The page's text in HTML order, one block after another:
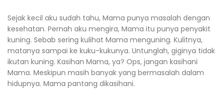
Sejak kecil aku sudah tahu, Mama punya masalah dengan
kesehatan. Pernah aku mengira, Mama itu punya penyakit
kuning. Sebab sering kulihat Mama menguning. Kulitnya,
matanya sampai ke kuku-kukunya. Untunglah, giginya tidak
ikutan kuning. Kasihan Mama, ya? Ops, jangan kasihani
Mama. Meskipun masih banyak yang bermasalah dalam
hidupnya. Mama pantang dikasihani.